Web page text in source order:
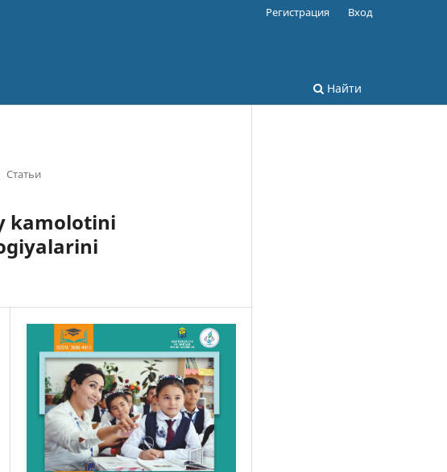
Найти
Регистрация Вход
Статьи
kamolotini